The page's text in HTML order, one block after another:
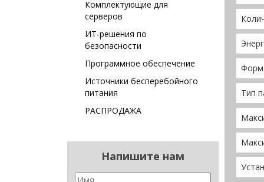
Комплектующие для
серверов
ИТ-решения по
безопасности
Программное обеспечение
Источники бесперебойного
питания
РАСПРОДАЖА
Напишите нам
Тип